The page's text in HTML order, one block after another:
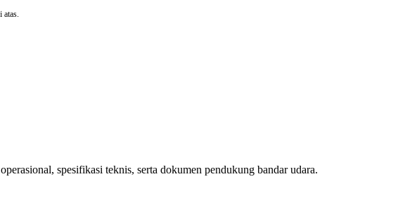
atas.
spesifikasi teknis, serta dokumen pendukung bandar udara.